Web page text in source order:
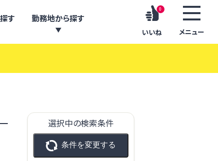
す 勤務地から探す
0
いいね メニュー
選択中の検索条件
条件を変更する